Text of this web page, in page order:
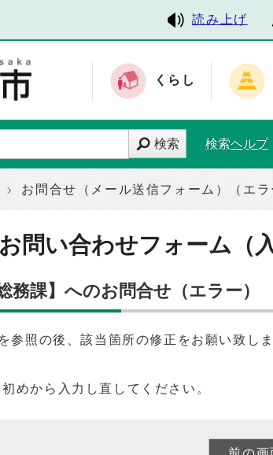
読み上げ
くらし
検索 検索ヘルプ
お問合せ（メール送信フォーム）（エラ
問い合わせフォーム（
務課】へのお問合せ（エラー）
参照の後、該当箇所の修正をお願い致しま
めから入力し直してください。